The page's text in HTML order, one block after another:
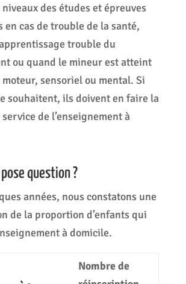
des études et épreuves
cas de trouble de la santé,
trouble du
ou quand le mineur est atteint
sensoriel ou mental. Si
souhaitent, ils doivent en faire la
de l’enseignement à
pose question ?
années, nous constatons une
de la proportion d’enfants qui
à domicile.
Nombre de